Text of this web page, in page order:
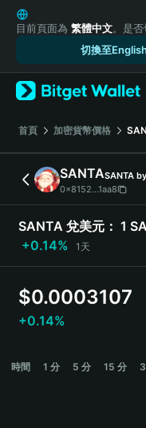
English
日本語
Русский
Español (Latinoamérica)
Türkçe
Italiano
Deutsch
简体中文
繁體中文
Português (Portugal)
Bahasa Indonesia
Español
目前頁面為 繁體中文。是
切換至
首頁 加密貨幣價格
SANTASANTA
0x8152...1aa8
SANTA 兌美元： 1
+0.14%
1天
$0.0003107
+0.14%
時間 1 分 5 分 15 分